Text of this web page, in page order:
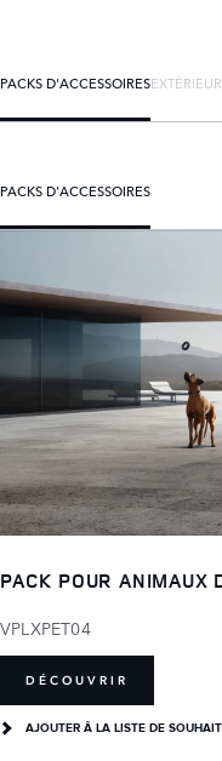
PACKS D'ACCESSOIRESEXTÉRIEUR
PACKS D'ACCESSOIRES
PACK POUR ANIMAUX
VPLXPET04
DÉCOUVRIR
AJOUTER Â LA LISTE DE